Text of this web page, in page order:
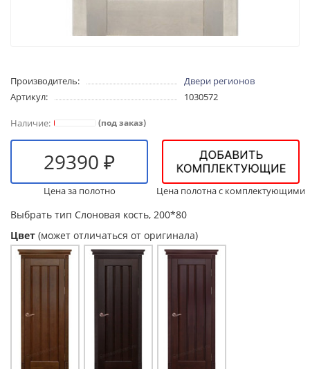
Производитель:
Двери регионов
Артикул:
1030572
(под заказ)
29390 ₽
Цена за полотно Цена полотна с комплектующими
Выбрать тип Слоновая кость, 200*80
Цвет (может отличаться от оригинала)